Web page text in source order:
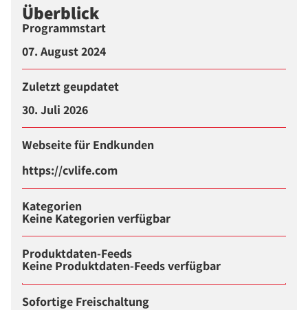
Überblick
Programmstart
07. August 2024
Zuletzt geupdatet
30. Juli 2026
Webseite für Endkunden
https://cvlife.com
Kategorien
Keine Kategorien verfügbar
Produktdaten-Feeds
Keine Produktdaten-Feeds verfügbar
Sofortige Freischaltung